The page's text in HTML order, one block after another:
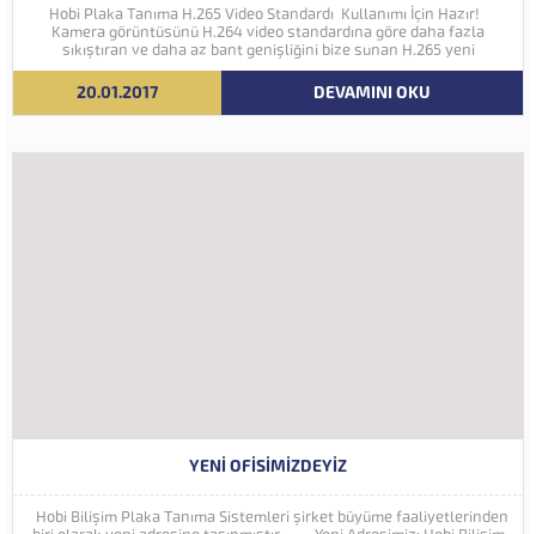
Hobi Plaka Tanıma H.265 Video Standardı Kullanımı İçin Hazır!
Kamera görüntüsünü H.264 video standardına göre daha fazla
sıkıştıran ve daha az bant genişliğini bize sunan H.265 yeni
nesil kodlama teknolojisi Hobi Plaka Tanıma Sistemine eklenmiştir.
İleriki yıllarda 4K ve...
20.01.2017 DEVAMINI OKU
YENI OFISIMIZDEYIZ
Hobi Bilişim Plaka Tanıma Sistemleri şirket büyüme faaliyetlerinden